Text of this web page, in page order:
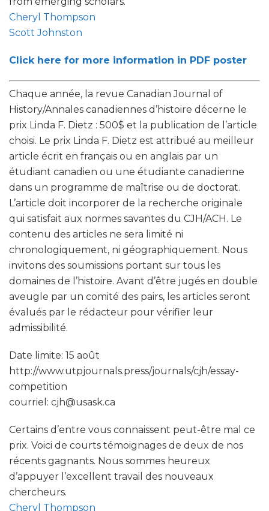
Cheryl Thompson
Scott Johnston
Click here for more information in PDF poster
Chaque année, la revue Canadian Journal of
History/Annales canadiennes d’histoire décerne le
prix Linda F. Dietz : 500$ et la publication de l’article
choisi. Le prix Linda F. Dietz est attribué au meilleur
article écrit en français ou en anglais par un
étudiant canadien ou une étudiante canadienne
dans un programme de maîtrise ou de doctorat.
L’article doit incorporer de la recherche originale
qui satisfait aux normes savantes du CJH/ACH. Le
contenu des articles ne sera limité ni
chronologiquement, ni géographiquement. Nous
invitons des soumissions portant sur tous les
domaines de l’histoire. Avant d’être jugés en double
aveugle par un comité des pairs, les articles seront
évalués par le rédacteur pour vérifier leur
admissibilité.
Date limite: 15 août
http://www.utpjournals.press/journals/cjh/essay-
competition
courriel: cjh@usask.ca
Certains d’entre vous connaissent peut-être mal ce
prix. Voici de courts témoignages de deux de nos
récents gagnants. Nous sommes heureux
d’appuyer l’excellent travail des nouveaux
chercheurs.
Cheryl Thompson